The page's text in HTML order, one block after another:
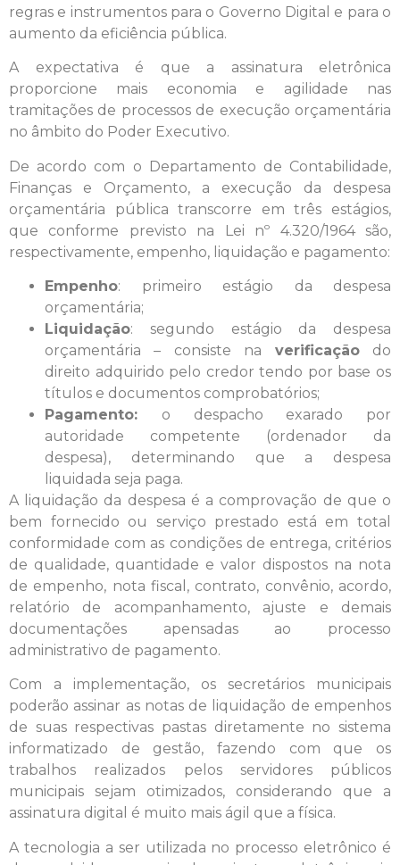
regras e instrumentos para o Governo Digital e para o
aumento da eficiência pública.
A expectativa é que a assinatura eletrônica
proporcione mais economia e agilidade nas
tramitações de processos de execução orçamentária
no âmbito do Poder Executivo.
De acordo com o Departamento de Contabilidade,
Finanças e Orçamento, a execução da despesa
orçamentária pública transcorre em três estágios,
que conforme previsto na Lei nº 4.320/1964 são,
respectivamente, empenho, liquidação e pagamento:
Empenho: primeiro estágio da despesa
orçamentária;
Liquidação: segundo estágio da despesa
orçamentária – consiste na verificaçãodo
direito adquirido pelo credor tendo por base os
títulos e documentos comprobatórios;
Pagamento: o despacho exarado por
autoridade competente (ordenador da
despesa), determinando que a despesa
liquidada seja paga.
A liquidação da despesa é a comprovação de que o
bem fornecido ou serviço prestado está em total
conformidade com as condições de entrega, critérios
de qualidade, quantidade e valor dispostos na nota
de empenho, nota fiscal, contrato, convênio, acordo,
relatório de acompanhamento, ajuste e demais
documentações apensadas ao processo
administrativo de pagamento.
Com a implementação, os secretários municipais
poderão assinar as notas de liquidação de empenhos
de suas respectivas pastas diretamente no sistema
informatizado de gestão, fazendo com que os
trabalhos realizados pelos servidores públicos
municipais sejam otimizados, considerando que a
assinatura digital é muito mais ágil que a física.
A tecnologia a ser utilizada no processo eletrônico é